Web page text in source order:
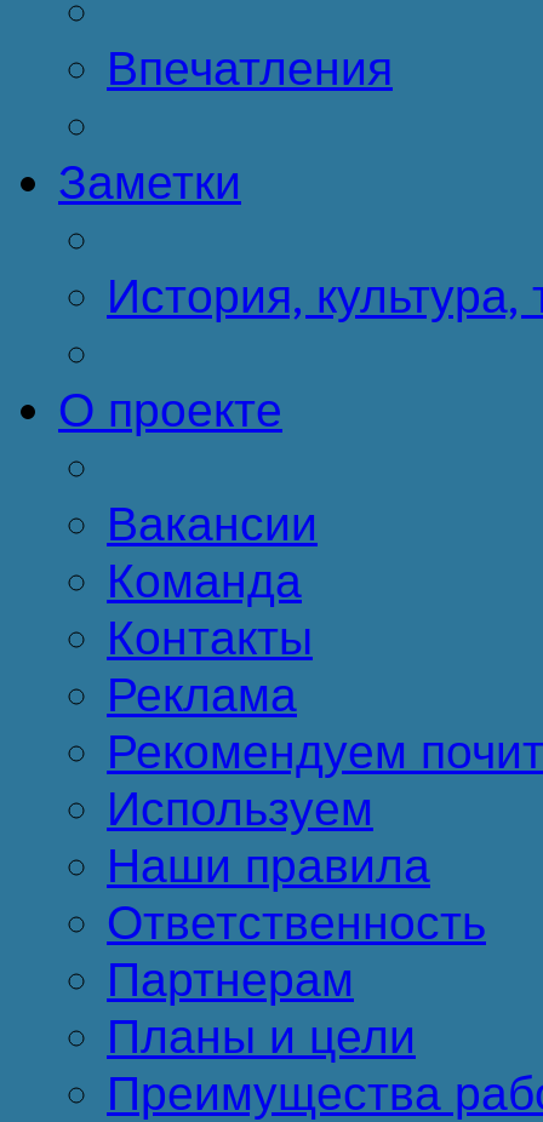
Впечатления
Заметки
История, культура,
О проекте
Вакансии
Команда
Контакты
Реклама
Рекомендуем
Используем
Наши правила
Ответственность
Партнерам
Планы и цели
Преимущества